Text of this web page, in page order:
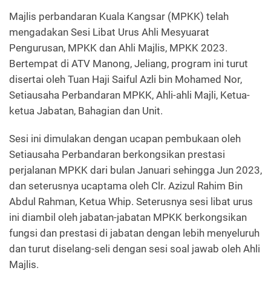
Majlis perbandaran Kuala Kangsar (MPKK) telah
mengadakan Sesi Libat Urus Ahli Mesyuarat
Pengurusan, MPKK dan Ahli Majlis, MPKK 2023.
Bertempat di ATV Manong, Jeliang, program ini turut
disertai oleh Tuan Haji Saiful Azli bin Mohamed Nor,
Setiausaha Perbandaran MPKK, Ahli-ahli Majli, Ketua-
ketua Jabatan, Bahagian dan Unit.
Sesi ini dimulakan dengan ucapan pembukaan oleh
Setiausaha Perbandaran berkongsikan prestasi
perjalanan MPKK dari bulan Januari sehingga Jun 2023,
dan seterusnya ucaptama oleh Clr. Azizul Rahim Bin
Abdul Rahman, Ketua Whip. Seterusnya sesi libat urus
ini diambil oleh jabatan-jabatan MPKK berkongsikan
fungsi dan prestasi di jabatan dengan lebih menyeluruh
dan turut diselang-seli dengan sesi soal jawab oleh Ahli
Majlis.